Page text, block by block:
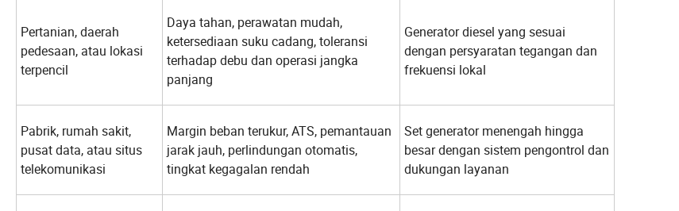
Pertanian, daerah
pedesaan, atau lokasi
terpencil
Daya tahan, perawatan mudah,
ketersediaan suku cadang, toleransi
terhadap debu dan operasi jangka
panjang
Generator diesel yang sesuai
dengan persyaratan tegangan dan
frekuensi lokal
Pabrik, rumah sakit,
pusat data, atau situs
telekomunikasi
Margin beban terukur, ATS, pemantauan
jarak jauh, perlindungan otomatis,
tingkat kegagalan rendah
Set generator menengah hingga
besar dengan sistem pengontrol dan
dukungan layanan